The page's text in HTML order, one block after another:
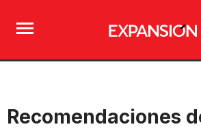
Recomendaciones